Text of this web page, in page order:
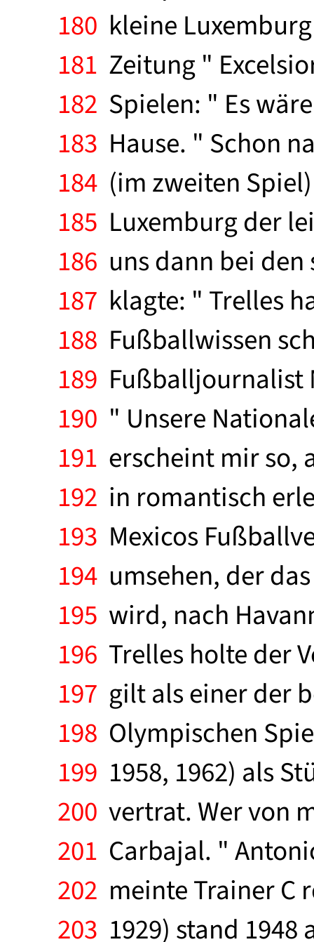
180 kleine
181 Zeitung "
182 Spielen: " Es
183 Hause. " Schon
184 (im zweiten
185 Luxemburg der
186 uns dann bei
187 klagte: " Trelles
188 Fußballwissen
189 Fußballjournalist
190 " Unsere
191 erscheint mir so,
192 in romantisch
193 Mexicos
194 umsehen, der
195 wird, nach
196 Trelles holte der
197 gilt als einer der
198 Olympischen
199 1958, 1962) als
200 vertrat. Wer von
201 Carbajal. "
202 meinte Trainer C
203 1929) stand